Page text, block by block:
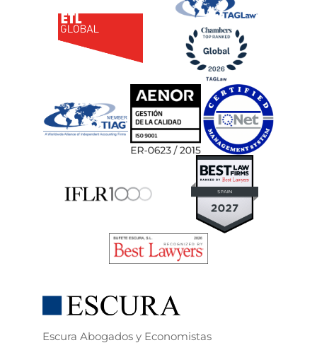
Escura Abogados y Economistas